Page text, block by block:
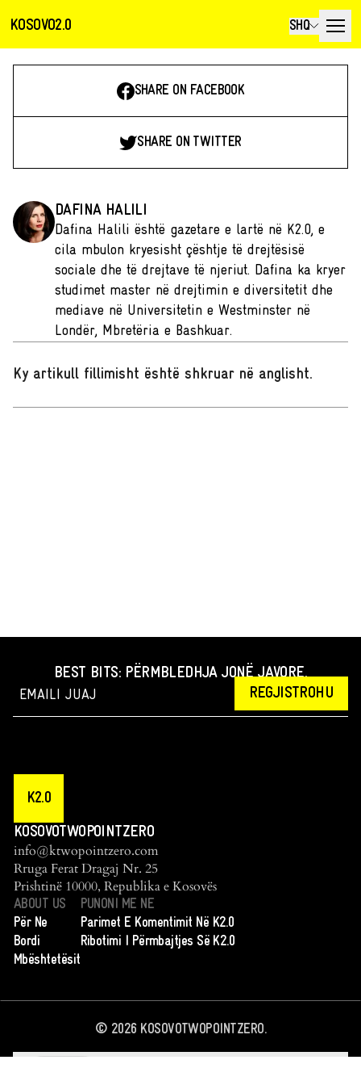
KOSOVO2.0 SHQ
SHARE ON FACEBOOK
SHARE ON TWITTER
DAFINA HALILI
Dafina Halili është gazetare e lartë në K2.0, e
cila mbulon kryesisht çështje të drejtësisë
sociale dhe të drejtave të njeriut. Dafina ka kryer
studimet master në drejtimin e diversitetit dhe
mediave në Universitetin e Westminster në
Londër, Mbretëria e Bashkuar.
Ky artikull fillimisht është shkruar në anglisht.
BEST BITS: PËRMBLEDHJA JONË JAVORE.
REGJISTROHU
K2.0
KOSOVOTWOPOINTZERO
info@ktwopointzero.com
Rruga Ferat Dragaj Nr. 25
Prishtinë 10000, Republika e Kosovës
ABOUT US
Për Ne
Bordi
Mbështetësit
PUNONI ME NE
Parimet E Komentimit Në K2.0
Ribotimi I Përmbajtjes Së K2.0
© 2026KOSOVOTWOPOINTZERO.